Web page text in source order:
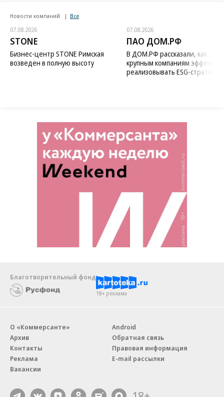
Новости компаний Все
07.08.2026
STONE
Бизнес-центр STONE Римская
возведен в полную высоту
07.08.2026
ПАО ДОМ.РФ
В ДОМ.РФ рассказали, как
крупным компаниям
реализовывать ESG-стратегию
Благотворительный фонд
18+ реклама
О «Коммерсанте»
Архив
Контакты
Реклама
Вакансии
Android
Обратная связь
Правовая информация
E-mail рассылки